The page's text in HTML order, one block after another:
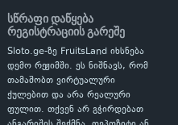
სწრაფი დაწყება
რეგისტრაციის გარეშე
Sloto.ge-ზე FruitsLand იხსნება
დემო რეჟიმში. ეს ნიშნავს, რომ
თამაშობთ ვირტუალური
ქულებით და არა რეალური
ფულით. თქვენ არ გჭირდებათ